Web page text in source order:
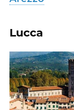
Lucca